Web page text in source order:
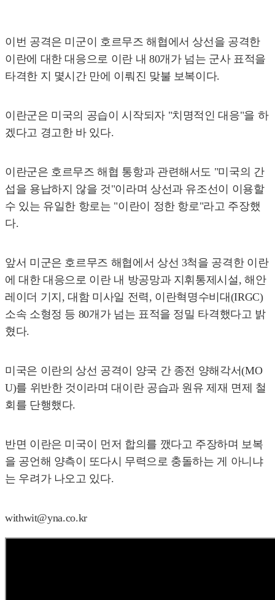
이번 공격은 미군이 호르무즈 해협에서 상선을 공격한
이란에 대한 대응으로 이란 내 80개가 넘는 군사 표적을
타격한 지 몇시간 만에 이뤄진 맞불 보복이다.
이란군은 미국의 공습이 시작되자 "치명적인 대응"을 하
겠다고 경고한 바 있다.
이란군은 호르무즈 해협 통항과 관련해서도 "미국의 간
섭을 용납하지 않을 것"이라며 상선과 유조선이 이용할
수 있는 유일한 항로는 "이란이 정한 항로"라고 주장했
다.
앞서 미군은 호르무즈 해협에서 상선 3척을 공격한 이란
에 대한 대응으로 이란 내 방공망과 지휘통제시설, 해안
레이더 기지, 대함 미사일 전력, 이란혁명수비대(IRGC)
소속 소형정 등 80개가 넘는 표적을 정밀 타격했다고 밝
혔다.
미국은 이란의 상선 공격이 양국 간 종전 양해각서(MO
U)를 위반한 것이라며 대이란 공습과 원유 제재 면제 철
회를 단행했다.
반면 이란은 미국이 먼저 합의를 깼다고 주장하며 보복
을 공언해 양측이 또다시 무력으로 충돌하는 게 아니냐
는 우려가 나오고 있다.
withwit@yna.co.kr